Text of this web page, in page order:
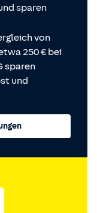
sparen
von
250 € bei
sparen
und